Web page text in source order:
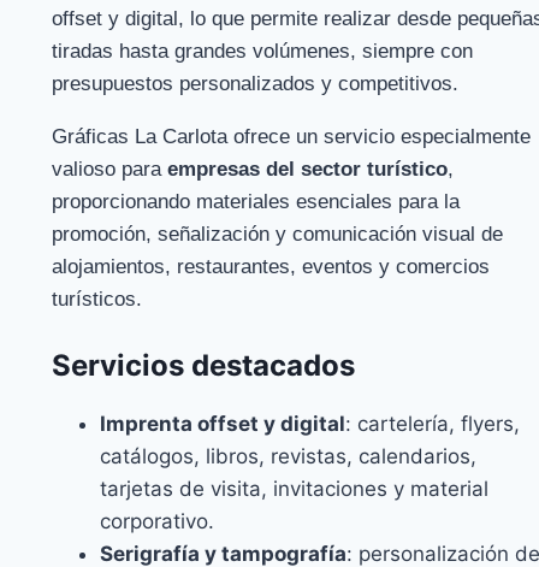
offset y digital, lo que permite realizar desde
tiradas hasta grandes volúmenes, siempre con
presupuestos personalizados y competitivos.
Gráficas La Carlota ofrece un servicio especialmente
valioso para empresas del sector turístico,
proporcionando materiales esenciales para la
promoción, señalización y comunicación visual de
alojamientos, restaurantes, eventos y comercios
turísticos.
Servicios destacados
Imprenta offset y digital: cartelería, flyers,
catálogos, libros, revistas, calendarios,
tarjetas de visita, invitaciones y material
corporativo.
Serigrafía y tampografía: personalización de